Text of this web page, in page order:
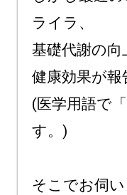
ライラ、
基礎代謝の
健康効果が報
(医学用語で
す。)
そこでお伺い